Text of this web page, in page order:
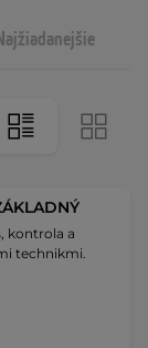
kontrola a
technikmi.